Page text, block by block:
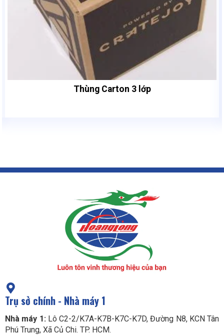
Thùng Carton 7 Lớp
Trụ sở chính - Nhà máy 1
Nhà máy 1: Lô C2-2/K7A-K7B-K7C-K7D, Đường N8, KCN Tân
Phú Trung, Xã Củ Chi. TP. HCM.